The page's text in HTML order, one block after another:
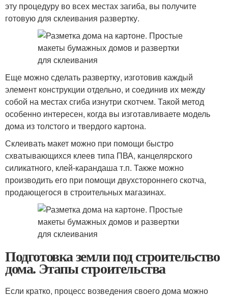
эту процедуру во всех местах загиба, вы получите
готовую для склеивания развертку.
Еще можно сделать развертку, изготовив каждый
элемент конструкции отдельно, и соединив их между
собой на местах сгиба изнутри скотчем. Такой метод
особенно интересен, когда вы изготавливаете модель
дома из толстого и твердого картона.
Склеивать макет можно при помощи быстро
схватывающихся клеев типа ПВА, канцелярского
силикатного, клей-карандаша т.п. Также можно
производить его при помощи двухстороннего скотча,
продающегося в строительных магазинах.
Подготовка земли под строительство
дома. Этапы строительства
Если кратко, процесс возведения своего дома можно